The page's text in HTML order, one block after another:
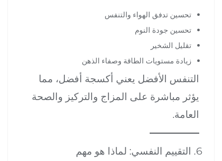
تحسين تدفق الهواء والتنفس
تحسين جودة النوم
تقليل الشخير
زيادة مستويات الطاقة وصفاء الذهن
التنفس الأفضل يعني أكسجة أفضل، مما
يؤثر مباشرة على المزاج والتركيز والصحة
العامة.
التقييم النفسي: لماذا هو مهم